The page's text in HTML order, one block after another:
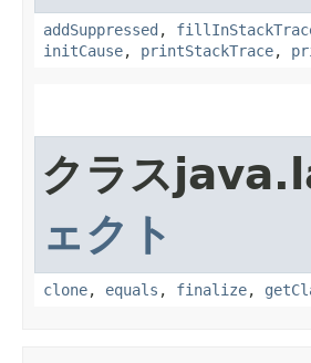
addSuppressed ,
initCause, printStackTrace,
クラス
ェクト
clone, equals , finalize,